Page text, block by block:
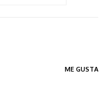
ME GUSTA